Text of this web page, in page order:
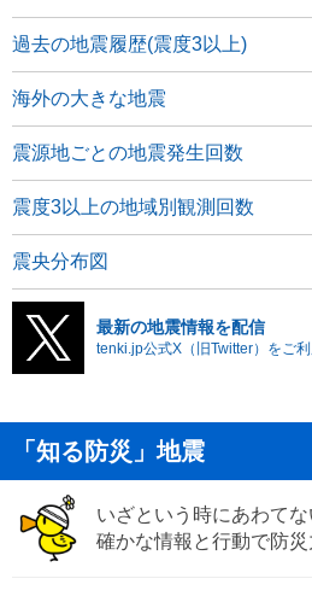
過去の地震履歴(震度3以上)
海外の大きな地震
震源地ごとの地震発生回数
震度3以上の地域別観測回数
震央分布図
最新の地震情報を配信
tenki.jp公式X（旧Twitter）をご利
「知る防災」地震
いざという時にあわてな
確かな情報と行動で防